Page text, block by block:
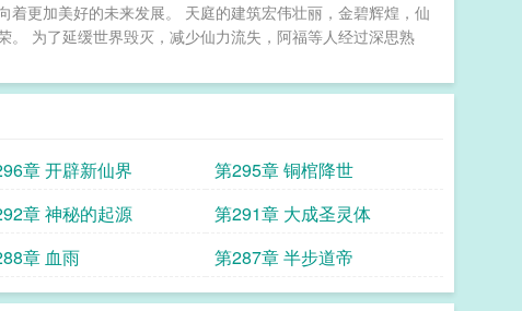
更加美好的未来发展。 天庭的建筑宏伟壮丽，金碧辉煌，仙
为了延缓世界毁灭，减少仙力流失，阿福等人经过深思熟
章 开辟新仙界
第295章 铜棺降世
章 神秘的起源
第291章 大成圣灵体
章 血雨 第287章 半步道帝